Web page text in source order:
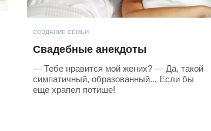
СОЗДАНИЕ СЕМЬИ
Свадебные анекдоты
— Тебе нравится мой жених? — Да, такой
симпатичный, образованный... Если бы
еще храпел потише!